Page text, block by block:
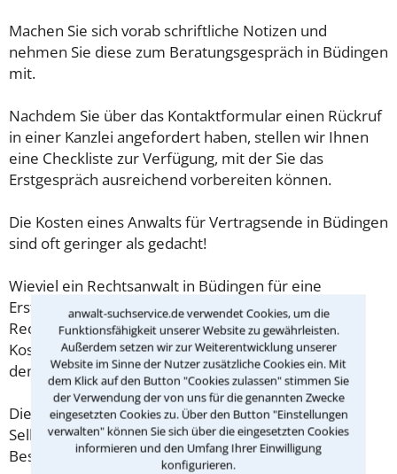
anwalt-suchservice.de verwendet Cookies, um die
Funktionsfähigkeit unserer Website zu gewährleisten.
Außerdem setzen wir zur Weiterentwicklung unserer
Website im Sinne der Nutzer zusätzliche Cookies ein. Mit
dem Klick auf den Button "Cookies zulassen" stimmen Sie
der Verwendung der von uns für die genannten Zwecke
eingesetzten Cookies zu. Über den Button "Einstellungen
verwalten" können Sie sich über die eingesetzten Cookies
informieren und den Umfang Ihrer Einwilligung
konfigurieren.
Machen Sie sich vorab schriftliche Notizen und
nehmen Sie diese zum Beratungsgespräch in Büdingen
mit.
Nachdem Sie über das Kontaktformular einen Rückruf
in einer Kanzlei angefordert haben, stellen wir Ihnen
eine Checkliste zur Verfügung, mit der Sie das
Erstgespräch ausreichend vorbereiten können.
Die Kosten eines Anwalts für Vertragsende in Büdingen
sind oft geringer als gedacht!
Wieviel ein Rechtsanwalt in Büdingen für eine
Erstberatung verlangen darf, ist in §34 des
Rechtsanwaltsvergütungsgesetz (RVG) geregelt. Die
Kosten für das erste Beratungsgespräch betragen
demnach maximal 190,00 € zzgl. MwSt.
Diese Regelung gilt jedoch nur für Verbraucher. Für
Selbstständige oder Freiberufler gilt diese
Beschränkung nicht.